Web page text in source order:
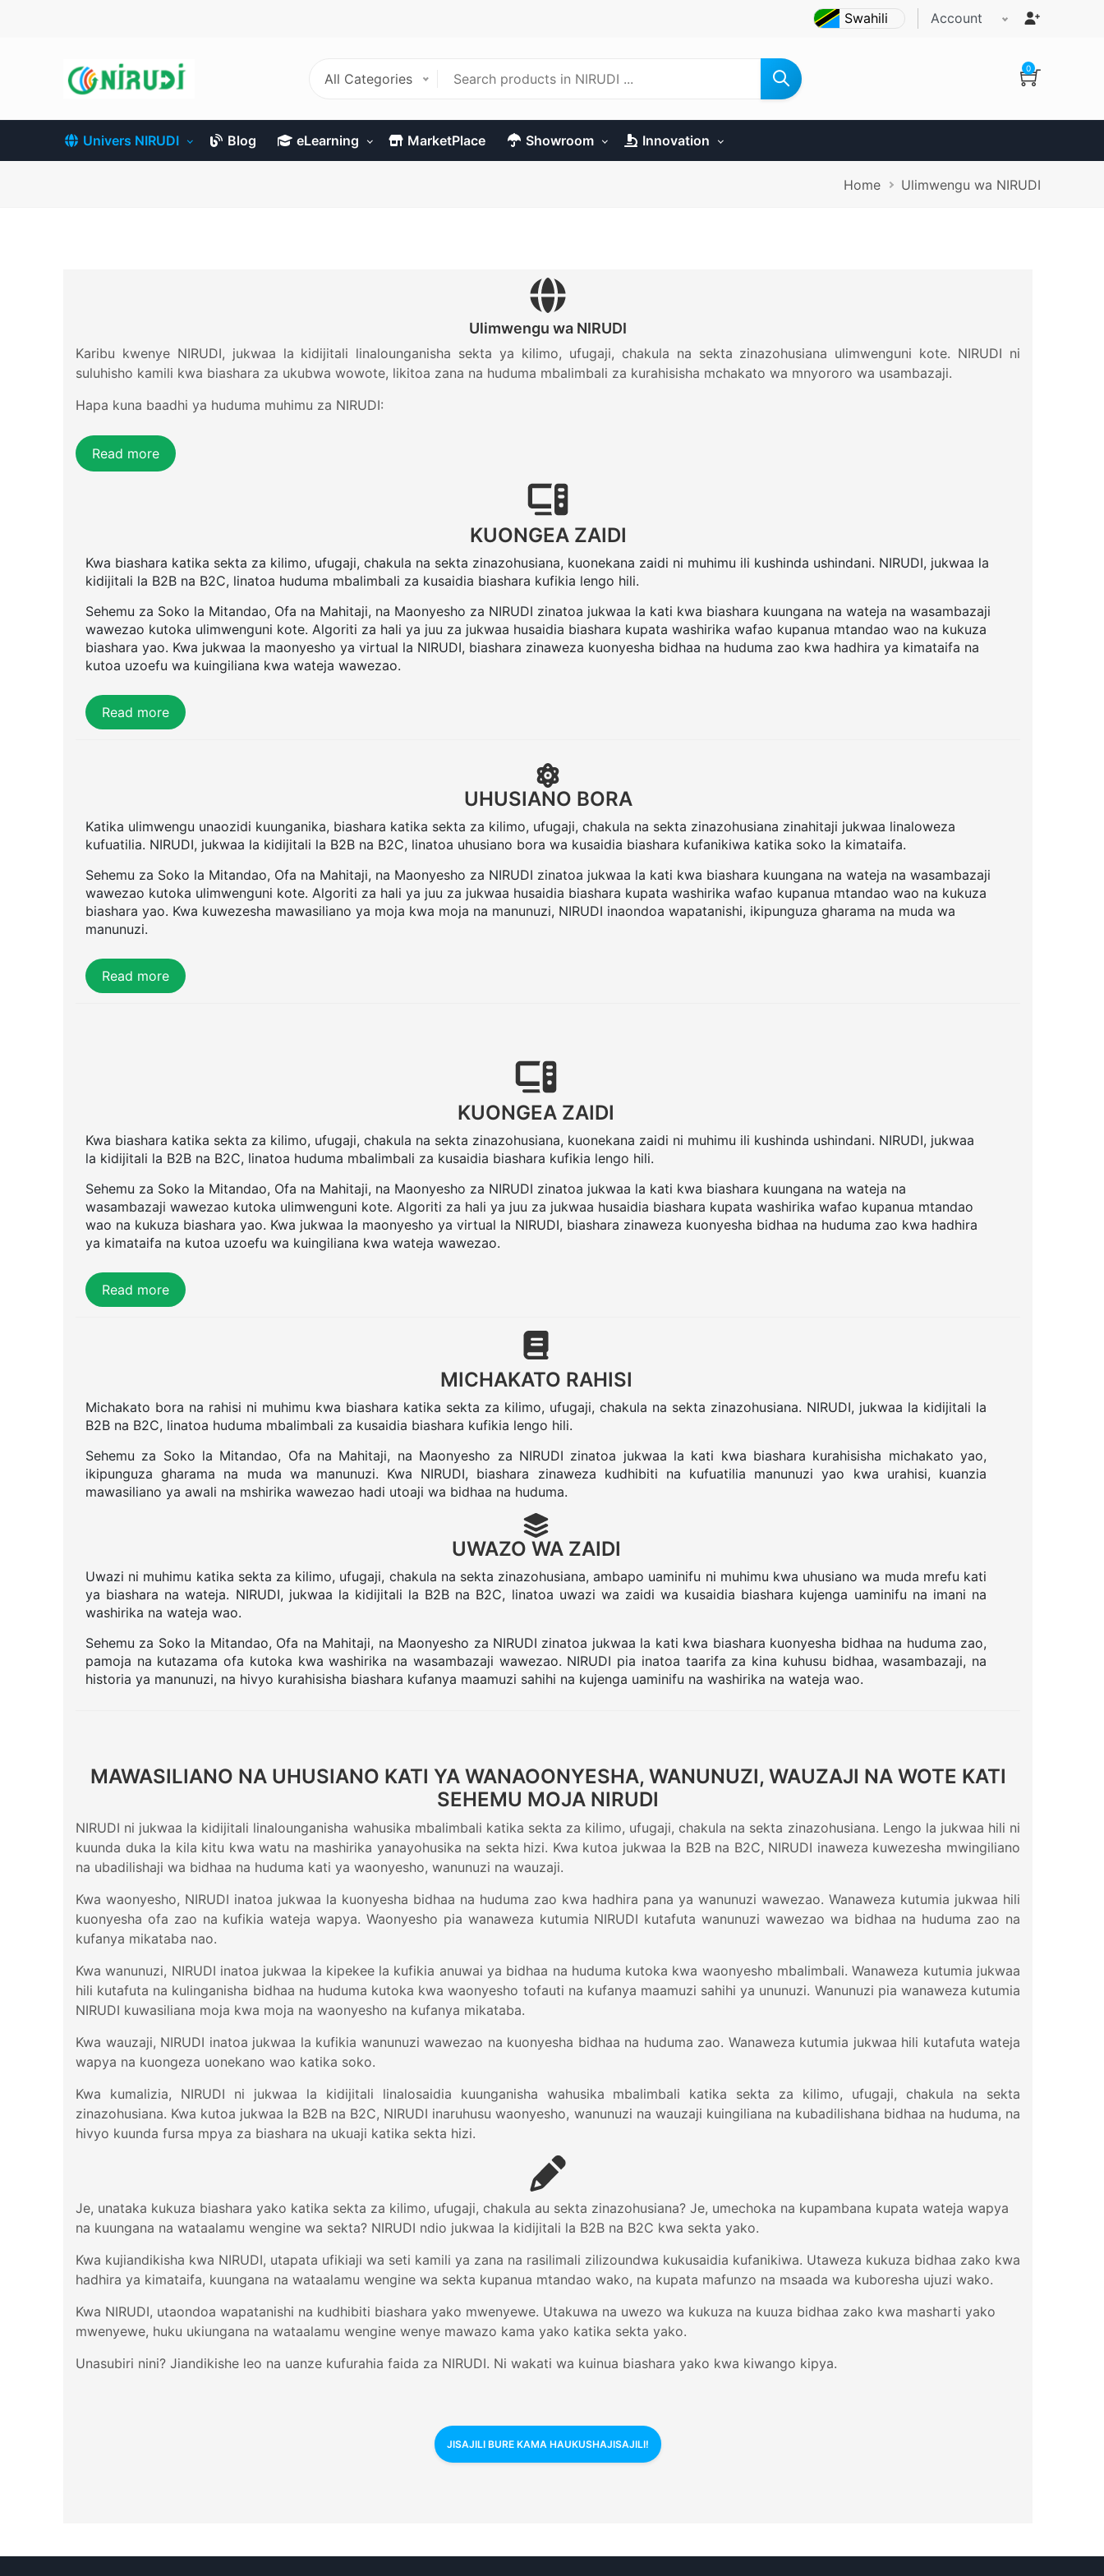
Account
All Categories
0
Univers NIRUDI Blog eLearning MarketPlace Showroom Innovation
Breadcrumb
Home Ulimwengu wa NIRUDI
Ulimwengu wa NIRUDI
Karibu kwenye NIRUDI, jukwaa la kidijitali linalounganisha sekta ya kilimo, ufugaji, chakula na sekta zinazohusiana ulimwenguni kote. NIRUDI ni
suluhisho kamili kwa biashara za ukubwa wowote, likitoa zana na huduma mbalimbali za kurahisisha mchakato wa mnyororo wa usambazaji.
Hapa kuna baadhi ya huduma muhimu za NIRUDI:
Read more
KUONGEA ZAIDI
Kwa biashara katika sekta za kilimo, ufugaji, chakula na sekta zinazohusiana, kuonekana zaidi ni muhimu ili kushinda ushindani. NIRUDI, jukwaa la
kidijitali la B2B na B2C, linatoa huduma mbalimbali za kusaidia biashara kufikia lengo hili.
Sehemu za Soko la Mitandao, Ofa na Mahitaji, na Maonyesho za NIRUDI zinatoa jukwaa la kati kwa biashara kuungana na wateja na wasambazaji
wawezao kutoka ulimwenguni kote. Algoriti za hali ya juu za jukwaa husaidia biashara kupata washirika wafao kupanua mtandao wao na kukuza
biashara yao. Kwa jukwaa la maonyesho ya virtual la NIRUDI, biashara zinaweza kuonyesha bidhaa na huduma zao kwa hadhira ya kimataifa na
kutoa uzoefu wa kuingiliana kwa wateja wawezao.
Read more
UHUSIANO BORA
Katika ulimwengu unaozidi kuunganika, biashara katika sekta za kilimo, ufugaji, chakula na sekta zinazohusiana zinahitaji jukwaa linaloweza
kufuatilia. NIRUDI, jukwaa la kidijitali la B2B na B2C, linatoa uhusiano bora wa kusaidia biashara kufanikiwa katika soko la kimataifa.
Sehemu za Soko la Mitandao, Ofa na Mahitaji, na Maonyesho za NIRUDI zinatoa jukwaa la kati kwa biashara kuungana na wateja na wasambazaji
wawezao kutoka ulimwenguni kote. Algoriti za hali ya juu za jukwaa husaidia biashara kupata washirika wafao kupanua mtandao wao na kukuza
biashara yao. Kwa kuwezesha mawasiliano ya moja kwa moja na manunuzi, NIRUDI inaondoa wapatanishi, ikipunguza gharama na muda wa
manunuzi.
Read more
KUONGEA ZAIDI
Kwa biashara katika sekta za kilimo, ufugaji, chakula na sekta zinazohusiana, kuonekana zaidi ni muhimu ili kushinda ushindani. NIRUDI, jukwaa
la kidijitali la B2B na B2C, linatoa huduma mbalimbali za kusaidia biashara kufikia lengo hili.
Sehemu za Soko la Mitandao, Ofa na Mahitaji, na Maonyesho za NIRUDI zinatoa jukwaa la kati kwa biashara kuungana na wateja na
wasambazaji wawezao kutoka ulimwenguni kote. Algoriti za hali ya juu za jukwaa husaidia biashara kupata washirika wafao kupanua mtandao
wao na kukuza biashara yao. Kwa jukwaa la maonyesho ya virtual la NIRUDI, biashara zinaweza kuonyesha bidhaa na huduma zao kwa hadhira
ya kimataifa na kutoa uzoefu wa kuingiliana kwa wateja wawezao.
Read more
MICHAKATO RAHISI
Michakato bora na rahisi ni muhimu kwa biashara katika sekta za kilimo, ufugaji, chakula na sekta zinazohusiana. NIRUDI, jukwaa la kidijitali la
B2B na B2C, linatoa huduma mbalimbali za kusaidia biashara kufikia lengo hili.
Sehemu za Soko la Mitandao, Ofa na Mahitaji, na Maonyesho za NIRUDI zinatoa jukwaa la kati kwa biashara kurahisisha michakato yao,
ikipunguza gharama na muda wa manunuzi. Kwa NIRUDI, biashara zinaweza kudhibiti na kufuatilia manunuzi yao kwa urahisi, kuanzia
mawasiliano ya awali na mshirika wawezao hadi utoaji wa bidhaa na huduma.
UWAZO WA ZAIDI
Uwazi ni muhimu katika sekta za kilimo, ufugaji, chakula na sekta zinazohusiana, ambapo uaminifu ni muhimu kwa uhusiano wa muda mrefu kati
ya biashara na wateja. NIRUDI, jukwaa la kidijitali la B2B na B2C, linatoa uwazi wa zaidi wa kusaidia biashara kujenga uaminifu na imani na
washirika na wateja wao.
Sehemu za Soko la Mitandao, Ofa na Mahitaji, na Maonyesho za NIRUDI zinatoa jukwaa la kati kwa biashara kuonyesha bidhaa na huduma zao,
pamoja na kutazama ofa kutoka kwa washirika na wasambazaji wawezao. NIRUDI pia inatoa taarifa za kina kuhusu bidhaa, wasambazaji, na
historia ya manunuzi, na hivyo kurahisisha biashara kufanya maamuzi sahihi na kujenga uaminifu na washirika na wateja wao.
MAWASILIANO NA UHUSIANO KATI YA WANAOONYESHA, WANUNUZI, WAUZAJI NA WOTE KATI
SEHEMU MOJA NIRUDI
NIRUDI ni jukwaa la kidijitali linalounganisha wahusika mbalimbali katika sekta za kilimo, ufugaji, chakula na sekta zinazohusiana. Lengo la jukwaa hili ni
kuunda duka la kila kitu kwa watu na mashirika yanayohusika na sekta hizi. Kwa kutoa jukwaa la B2B na B2C, NIRUDI inaweza kuwezesha mwingiliano
na ubadilishaji wa bidhaa na huduma kati ya waonyesho, wanunuzi na wauzaji.
Kwa waonyesho, NIRUDI inatoa jukwaa la kuonyesha bidhaa na huduma zao kwa hadhira pana ya wanunuzi wawezao. Wanaweza kutumia jukwaa hili
kuonyesha ofa zao na kufikia wateja wapya. Waonyesho pia wanaweza kutumia NIRUDI kutafuta wanunuzi wawezao wa bidhaa na huduma zao na
kufanya mikataba nao.
Kwa wanunuzi, NIRUDI inatoa jukwaa la kipekee la kufikia anuwai ya bidhaa na huduma kutoka kwa waonyesho mbalimbali. Wanaweza kutumia jukwaa
hili kutafuta na kulinganisha bidhaa na huduma kutoka kwa waonyesho tofauti na kufanya maamuzi sahihi ya ununuzi. Wanunuzi pia wanaweza kutumia
NIRUDI kuwasiliana moja kwa moja na waonyesho na kufanya mikataba.
Kwa wauzaji, NIRUDI inatoa jukwaa la kufikia wanunuzi wawezao na kuonyesha bidhaa na huduma zao. Wanaweza kutumia jukwaa hili kutafuta wateja
wapya na kuongeza uonekano wao katika soko.
Kwa kumalizia, NIRUDI ni jukwaa la kidijitali linalosaidia kuunganisha wahusika mbalimbali katika sekta za kilimo, ufugaji, chakula na sekta
zinazohusiana. Kwa kutoa jukwaa la B2B na B2C, NIRUDI inaruhusu waonyesho, wanunuzi na wauzaji kuingiliana na kubadilishana bidhaa na huduma, na
hivyo kuunda fursa mpya za biashara na ukuaji katika sekta hizi.
Je, unataka kukuza biashara yako katika sekta za kilimo, ufugaji, chakula au sekta zinazohusiana? Je, umechoka na kupambana kupata wateja wapya
na kuungana na wataalamu wengine wa sekta? NIRUDI ndio jukwaa la kidijitali la B2B na B2C kwa sekta yako.
Kwa kujiandikisha kwa NIRUDI, utapata ufikiaji wa seti kamili ya zana na rasilimali zilizoundwa kukusaidia kufanikiwa. Utaweza kukuza bidhaa zako kwa
hadhira ya kimataifa, kuungana na wataalamu wengine wa sekta kupanua mtandao wako, na kupata mafunzo na msaada wa kuboresha ujuzi wako.
Kwa NIRUDI, utaondoa wapatanishi na kudhibiti biashara yako mwenyewe. Utakuwa na uwezo wa kukuza na kuuza bidhaa zako kwa masharti yako
mwenyewe, huku ukiungana na wataalamu wengine wenye mawazo kama yako katika sekta yako.
Unasubiri nini? Jiandikishe leo na uanze kufurahia faida za NIRUDI. Ni wakati wa kuinua biashara yako kwa kiwango kipya.
JISAJILI BURE KAMA HAUKUSHAJISAJILI!